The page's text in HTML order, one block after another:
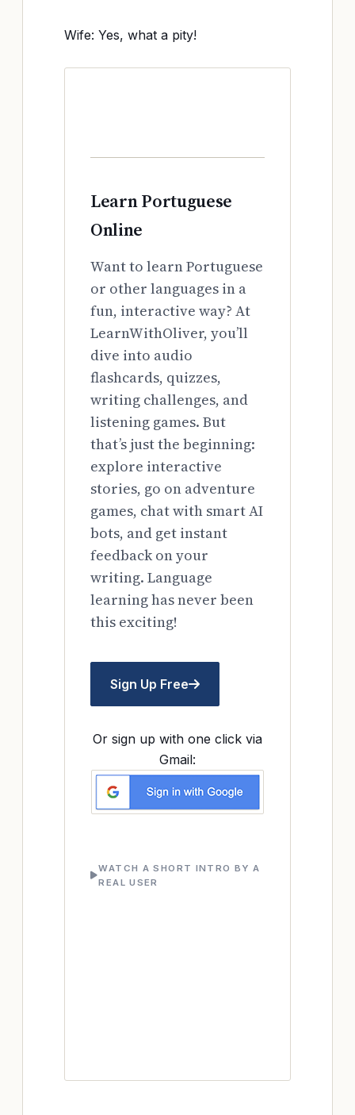
Wife: Yes, what a pity!
Learn Portuguese
Online
Want to learn Portuguese
or other languages in a
fun, interactive way? At
LearnWithOliver, you’ll
dive into audio
flashcards, quizzes,
writing challenges, and
listening games. But
that’s just the beginning:
explore interactive
stories, go on adventure
games, chat with smart AI
bots, and get instant
feedback on your
writing. Language
learning has never been
this exciting!
Sign Up Free
Or sign up with one click via
Gmail:
WATCH A SHORT INTRO BY A
REAL USER